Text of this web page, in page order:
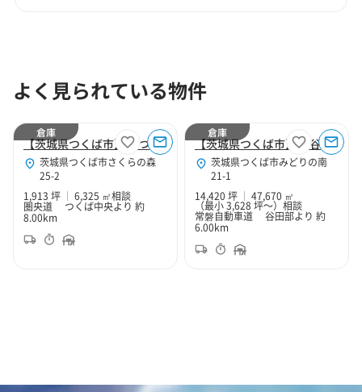
よく見られている物件
【茨城県つくば市】LFつくば
茨城県つくば市さくらの森
25-2
1,913 坪
6,325 ㎡相談
圏央道 つくば中央より 約
8.00km
倉庫
【茨城県つくば市】LF谷田部
茨城県つくば市みどりの南
21-1
14,420 坪
47,670 ㎡
（最小 3,628 坪～） 相談
常磐自動車道 谷田部より 約
6.00km
倉庫